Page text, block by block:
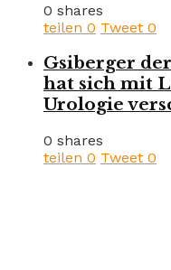
0 shares
teilen 0 Tweet 0
Gsiberger
hat sich mit
Urologie
0 shares
teilen 0 Tweet 0